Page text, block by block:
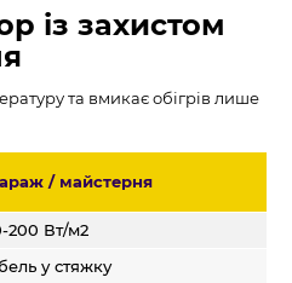
із захистом
та вмикає обігрів лише
/ майстерня
200 Вт/м2
у стяжку